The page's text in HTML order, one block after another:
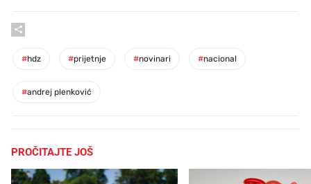
#hdz #prijetnje #novinari #nacional
#andrej plenković
PROČITAJTE JOŠ